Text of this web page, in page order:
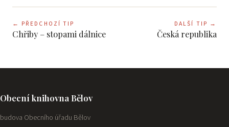
← PŘEDCHOZÍ TIP
Chřiby – stopami dálnice
DALŠÍ TIP →
Česká republika
Obecní knihovna Bělov
budova Obecního úřadu Bělov